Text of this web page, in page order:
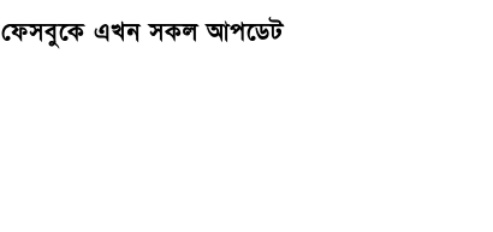
ফেসবুকে এখন সকল আপডেট